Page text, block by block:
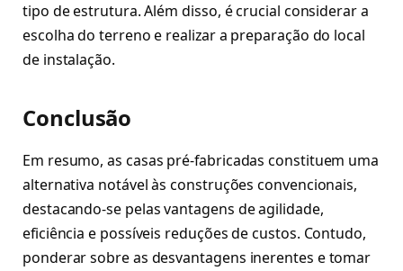
tipo de estrutura. Além disso, é crucial considerar a
escolha do terreno e realizar a preparação do local
de instalação.
Conclusão
Em resumo, as casas pré-fabricadas constituem uma
alternativa notável às construções convencionais,
destacando-se pelas vantagens de agilidade,
eficiência e possíveis reduções de custos. Contudo,
ponderar sobre as desvantagens inerentes e tomar